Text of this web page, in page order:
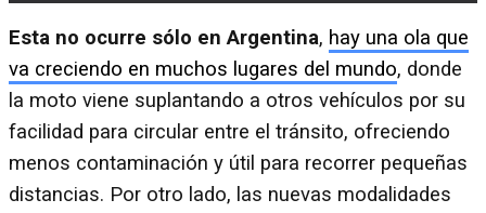
Esta no ocurre sólo en Argentina, hay una ola que
va creciendo en muchos lugares del mundo, donde
la moto viene suplantando a otros vehículos por su
facilidad para circular entre el tránsito, ofreciendo
menos contaminación y útil para recorrer pequeñas
distancias. Por otro lado, las nuevas modalidades